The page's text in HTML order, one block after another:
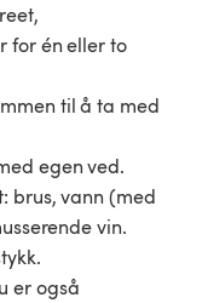
for én eller to
til å ta med
egen ved.
brus, vann (med
vin.
er også